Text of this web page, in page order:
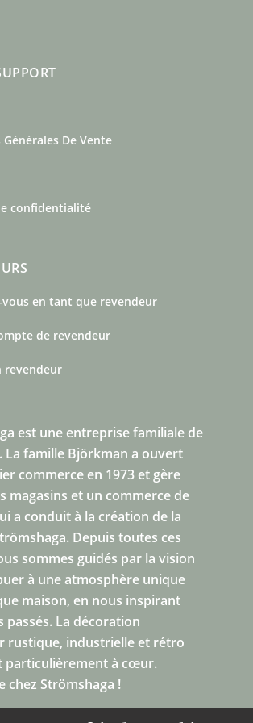
est une entreprise familiale de
La famille Björkman a ouvert
commerce en 1973 et gère
magasins et un commerce de
a conduit à la création de la
Depuis toutes ces
sommes guidés par la vision
à une atmosphère unique
maison, en nous inspirant
passés. La décoration
rustique, industrielle et rétro
particulièrement à cœur.
chez Strömshaga !
De Vente
confidentialité
vous en tant que revendeur
de revendeur
revendeur